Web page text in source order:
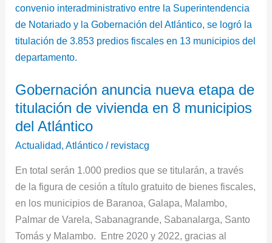
Gobernación anuncia nueva etapa de
titulación de vivienda en 8 municipios
del Atlántico
Actualidad,Atlántico / revistacg
En total serán 1.000 predios que se titularán, a través
de la figura de cesión a título gratuito de bienes fiscales,
en los municipios de Baranoa, Galapa, Malambo,
Palmar de Varela, Sabanagrande, Sabanalarga, Santo
Tomás y Malambo. Entre 2020 y 2022, gracias al
titulación
de
vivienda
en
municipios
del
Atlántico